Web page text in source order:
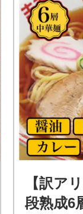
【訳ア
段熟成6